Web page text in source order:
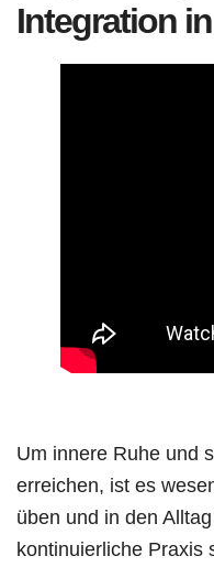
Integration
Um innere Ruhe und
erreichen, ist es
üben und in den
kontinuierliche Praxis